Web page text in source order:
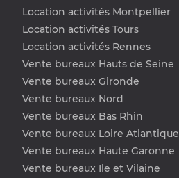
Location activités Montpellier
Location activités Tours
Location activités Rennes
Vente bureaux Hauts de Seine
Vente bureaux Gironde
Vente bureaux Nord
Vente bureaux Bas Rhin
Vente bureaux Loire Atlantique
Vente bureaux Haute Garonne
Vente bureaux Ile et Vilaine